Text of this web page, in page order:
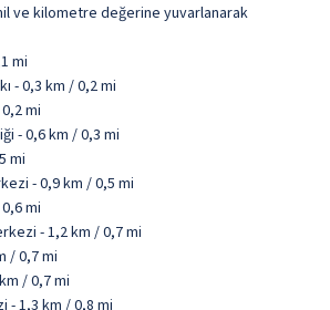
ve kilometre değerine yuvarlanarak
mi
- 0,3 km / 0,2 mi
mi
- 0,6 km / 0,3 mi
mi
- 0,9 km / 0,5 mi
mi
- 1,2 km / 0,7 mi
/ 0,7 mi
/ 0,7 mi
- 1,3 km / 0,8 mi